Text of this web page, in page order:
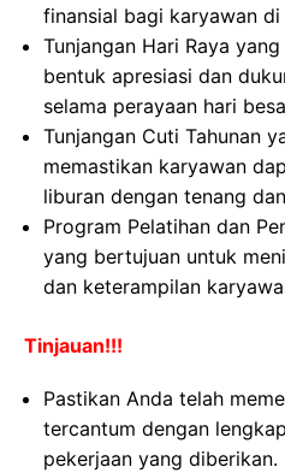
finansial bagi karyawan di
Tunjangan Hari Raya
bentuk apresiasi dan
selama perayaan hari
Tunjangan Cuti Tahunan
memastikan karyawan
liburan dengan tenang
Program Pelatihan dan
yang bertujuan untuk
dan keterampilan
Tinjauan!!!
Pastikan Anda telah
tercantum dengan
pekerjaan yang diberikan.